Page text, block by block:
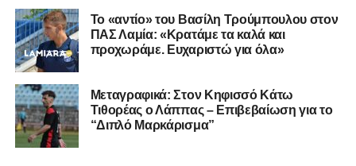
Cilento και Castrovillari, έχοντας ξεκινήσει την
ποδοσφαιρική του διαδρομή από τον Απόλλωνα Σμύρνης.
Τον καλωσορίζουμε στην οικογένεια του Σαρωνικού και
του ευχόμαστε υγεία και επιτυχίες.»
Ακολουθήστε τοlamiara.grστοGoogle Newsγια να
μαθαίνετε πρώτοι τα κυανόλευκα νέα στην Ελλάδα και τον
Το «αντίο» του Βασίλη Τρούμπουλου στον
ΠΑΣ Λαμία: «Κρατάμε τα καλά και
προχωράμε. Ευχαριστώ για όλα»
Μεταγραφικά: Στον Κηφισσό Κάτω
Τιθορέας ο Λάππας – Επιβεβαίωση για το
“Διπλό Μαρκάρισμα”